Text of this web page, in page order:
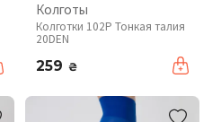
Колготы
Колготки 102P Тонкая талия
20DEN
259 ₴